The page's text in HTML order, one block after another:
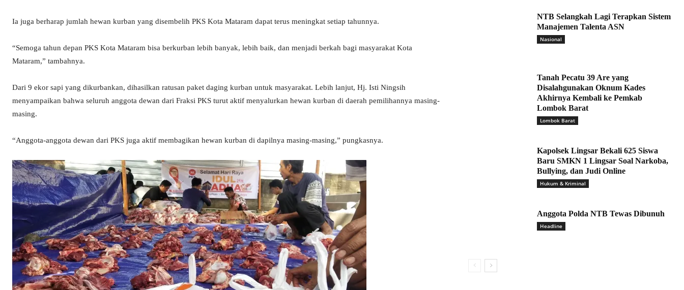
Ia juga berharap jumlah hewan kurban yang disembelih PKS Kota Mataram dapat terus meningkat setiap tahunnya.
“Semoga tahun depan PKS Kota Mataram bisa berkurban lebih banyak, lebih baik, dan menjadi berkah bagi masyarakat Kota
Mataram,” tambahnya.
Dari 9 ekor sapi yang dikurbankan, dihasilkan ratusan paket daging kurban untuk masyarakat. Lebih lanjut, Hj. Isti Ningsih
menyampaikan bahwa seluruh anggota dewan dari Fraksi PKS turut aktif menyalurkan hewan kurban di daerah pemilihannya masing-
masing.
“Anggota-anggota dewan dari PKS juga aktif membagikan hewan kurban di dapilnya masing-masing,” pungkasnya.
NTB Selangkah Lagi Terapkan Sistem
Manajemen Talenta ASN
Nasional
Tanah Pecatu 39 Are yang
Disalahgunakan Oknum Kades
Akhirnya Kembali ke Pemkab
Lombok Barat
Lombok Barat
Kapolsek Lingsar Bekali 625 Siswa
Baru SMKN 1 Lingsar Soal Narkoba,
Bullying, dan Judi Online
Hukum & Kriminal
Anggota Polda NTB Tewas Dibunuh
Headline